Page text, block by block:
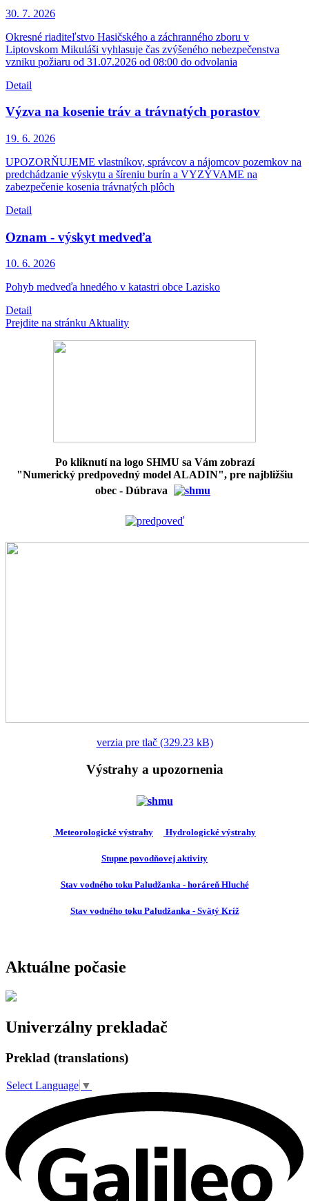
30. 7. 2026
Okresné riaditeľstvo Hasičského a záchranného zboru v
Liptovskom Mikuláši vyhlasuje čas zvýšeného nebezpečenstva
vzniku požiaru od 31.07.2026 od 08:00 do odvolania
Detail
Výzva na kosenie tráv a trávnatých porastov
19. 6. 2026
UPOZORŇUJEME vlastníkov, správcov a nájomcov pozemkov na
predchádzanie výskytu a šíreniu burín a VYZÝVAME na
zabezpečenie kosenia trávnatých plôch
Detail
Oznam - výskyt medveďa
10. 6. 2026
Pohyb medveďa hnedého v katastri obce Lazisko
Detail
Prejdite na stránku Aktuality
Po kliknutí na logo SHMU sa Vám zobrazí
"Numerický predpovedný model ALADIN", pre najbližšiu
obec - Dúbrava
verzia pre tlač (329.23 kB)
Výstrahy a upozornenia
Meteorologické výstrahy Hydrologické výstrahy
Stupne povodňovej aktivity
Stav vodného toku Paludžanka - horáreň Hluché
Stav vodného toku Paludžanka - Svätý Kríž
Aktuálne počasie
Univerzálny prekladač
Preklad (translations)
Select Language ▼